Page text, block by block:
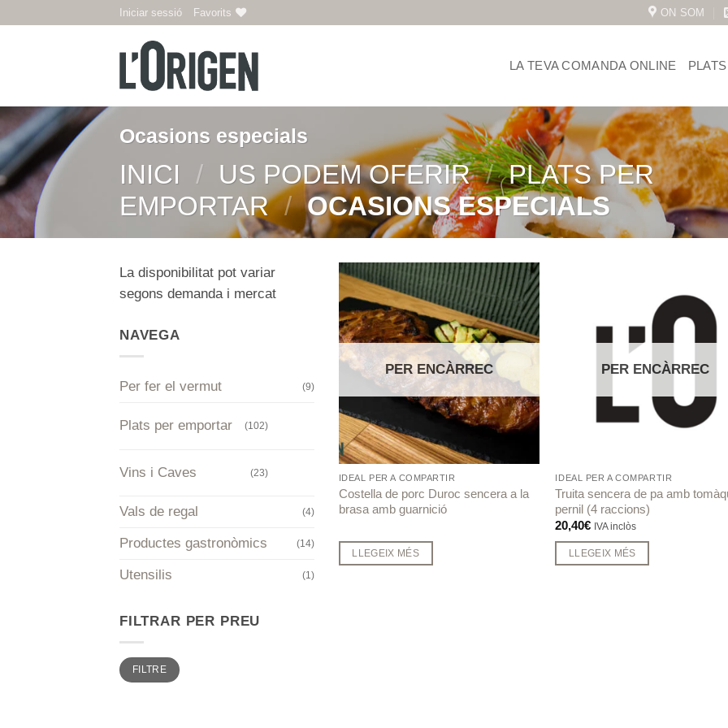
to
Iniciar sessió Favorits ON SOM
LA TEVA COMANDA ONLINE
Ocasions especials
INICI / US PODEM OFERIR / PLATS PER
EMPORTAR / OCASIONS ESPECIALS
La disponibilitat pot variar
segons demanda i mercat
NAVEGA
Per fer el vermut (9)
Plats per emportar (102)
Vins i Caves (23)
Vals de regal (4)
Productes gastronòmics (14)
Utensilis (1)
FILTRAR PER PREU
Preu
mínim
Preu
màximFILTRE
Afegeix
Favorits
PER ENCÀRREC
IDEAL PER A COMPARTIR
Costella de porc Duroc sencera a la
brasa amb guarnició
LLEGEIX MÉS
PER ENCÀRREC
IDEAL PER A COMPARTIR
Truita sencera de pa amb
pernil (4 raccions)
20,40€ IVA inclòs
LLEGEIX MÉS